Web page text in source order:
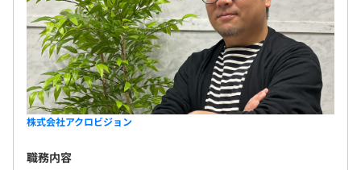
株式会社アクロビジョン
職務内容